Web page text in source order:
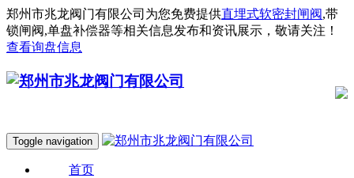
郑州市兆龙阀门有限公司为您免费提供直埋式软密封闸阀,带
锁闸阀,单盘补偿器等相关信息发布和资讯展示，敬请关注！
查看询盘信息
Toggle navigation
首页